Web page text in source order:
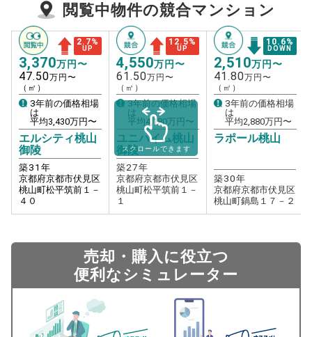
閲覧中物件の競合マンション
2.7%
UP
3,370万円〜
47.50万円〜
（㎡）
3年前の価格相場
は
平均3,430万円〜
エルシティ桃山
御陵
築31 年
京都府京都市伏見区
桃山町松平筑前１－
４０
12.5%
UP
4,550万円〜
61.50万円〜
（㎡）
3年前の価格相場
は
平均4,180万円〜
ユニハイム桃山
御陵
築27年
京都府京都市伏見区
桃山町松平筑前１－
１
10.6%
DOWN
2,510万円〜
41.80万円〜
（㎡）
3年前の価格相場
は
平均2,880万円〜
ラポール桃山
築30年
京都府京都市伏見区
桃山町鍋島１７－２
スクロールできます
売却・購入に役立つ
便利なシミュレーター